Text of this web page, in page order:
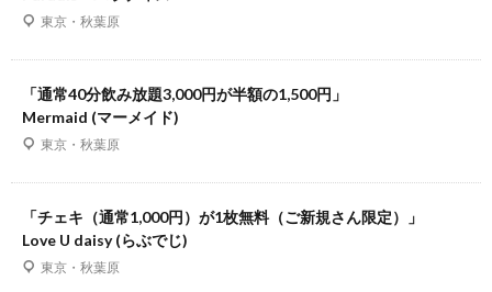
東京・秋葉原
「通常40分飲み放題3,000円が半額の1,500円」
Mermaid (マーメイド)
東京・秋葉原
「チェキ（通常1,000円）が1枚無料（ご新規さん限定）」
Love U daisy (らぶでじ)
東京・秋葉原